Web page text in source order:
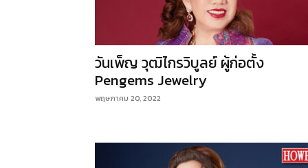
วันเพ็ญ วุฒิไกรวิบูลย์ ผู้ก่อตั้ง
Pengems Jewelry
พฤษภาคม 20, 2022